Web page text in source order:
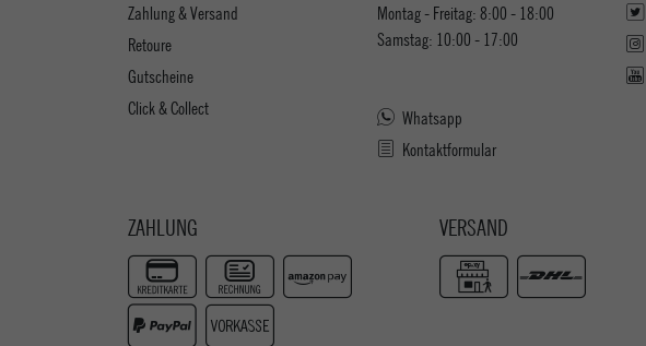
Zahlung & Versand
Retoure
Gutscheine
Click & Collect
Montag - Freitag: 8:00 - 18:00
Samstag: 10:00 - 17:00
Whatsapp
Kontaktformular
ZAHLUNG VERSAND